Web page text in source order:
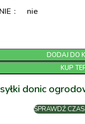
nie
DODAJ DO
KUP
donic
SPRAWDŹ